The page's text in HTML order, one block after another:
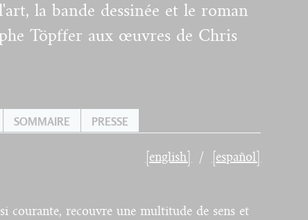
la bande dessinée et le roman
Töpffer aux œuvres de Chris
SOMMAIRE PRESSE
[english] [español]
courante, recouvre une multitude de sens et